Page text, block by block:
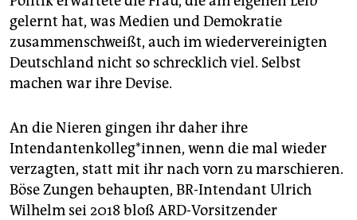
gelernt hat, was Medien und Demokratie
zusammenschweißt, auch im wiedervereinigten
Deutschland nicht so schrecklich viel. Selbst
machen war ihre Devise.
An die Nieren gingen ihr daher ihre
Intendantenkolleg*innen, wenn die mal wieder
verzagten, statt mit ihr nach vorn zu marschieren.
Böse Zungen behaupten, BR-Intendant Ulrich
Wilhelm sei 2018 bloß ARD-Vorsitzender